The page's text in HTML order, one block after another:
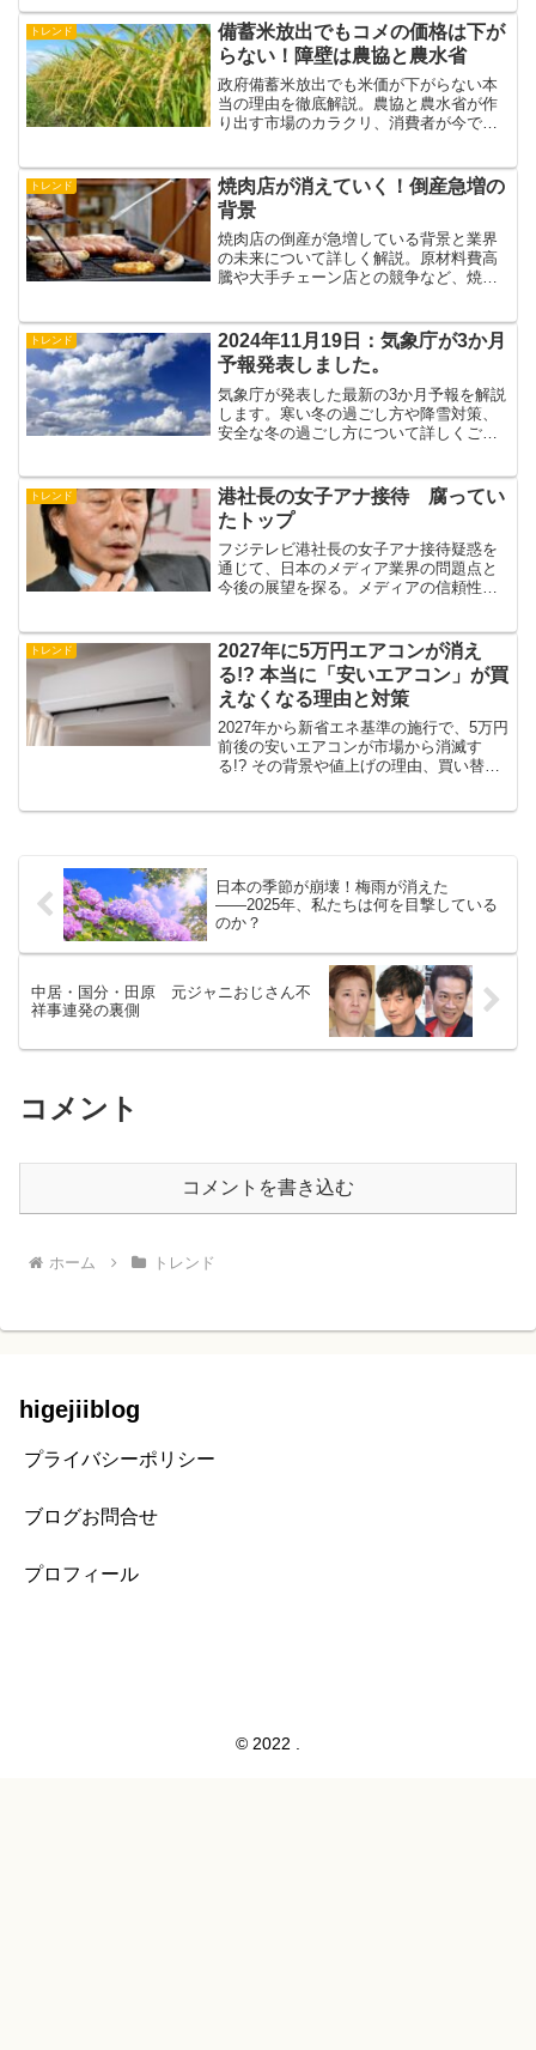
トレンド
備蓄米放出でもコメの価格は下が
らない！障壁は農協と農水省
政府備蓄米放出でも米価が下がらない本
当の理由を徹底解説。農協と農水省が作
り出す市場のカラクリ、消費者が今でき
トレンド
焼肉店が消えていく！倒産急増の
背景
焼肉店の倒産が急増している背景と業界
の未来について詳しく解説。原材料費高
騰や大手チェーン店との競争など、焼肉
ことも紹介。
トレンド
2024年11月19日：気象庁が3か月
予報発表しました。
気象庁が発表した最新の3か月予報を解説
します。寒い冬の過ごし方や降雪対策、
安全な冬の過ごし方について詳しくご紹
トレンド
港社長の女子アナ接待 腐ってい
たトップ
フジテレビ港社長の女子アナ接待疑惑を
通じて、日本のメディア業界の問題点と
今後の展望を探る。メディアの信頼性と
トレンド
2027年に5万円エアコンが消え
る!? 本当に「安いエアコン」が買
えなくなる理由と対策
2027年から新省エネ基準の施行で、5万円
前後の安いエアコンが市場から消滅す
る!? その背景や値上げの理由、買い替え
日本の季節が崩壊！梅雨が消えた
――2025年、私たちは何を目撃している
のか？
中居・国分・田原 元ジャニおじさん不
祥事連発の裏側
コメント
コメントを書き込む
ホーム トレンド
higejiiblog
プライバシーポリシー
ブログお問合せ
プロフィール
© 2022 .